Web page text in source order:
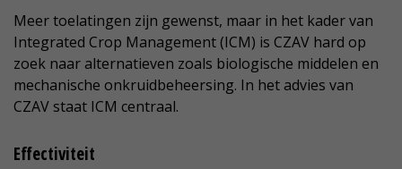
Meer toelatingen zijn gewenst, maar in het kader van
Integrated Crop Management (ICM) is CZAV hard op
zoek naar alternatieven zoals biologische middelen en
mechanische onkruidbeheersing. In het advies van
CZAV staat ICM centraal.
Effectiviteit